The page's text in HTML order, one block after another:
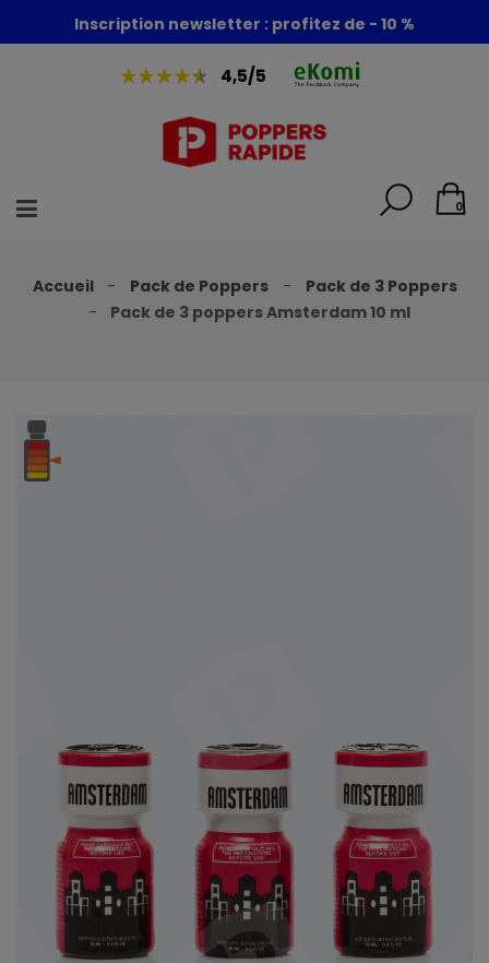
Foire aux poppers : - 30% + 1 poppers offert
Inscription newsletter : profitez de - 10 %
4,5/5
0
Accueil Pack de Poppers
Pack de 3 Poppers
Pack de 3 poppers Amsterdam 10 ml